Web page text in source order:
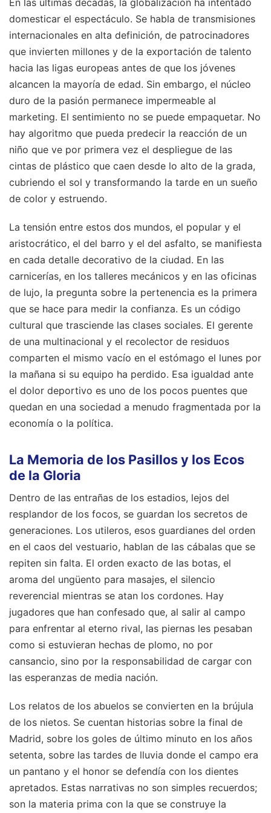
En las últimas décadas, la globalización ha intentado
domesticar el espectáculo. Se habla de transmisiones
internacionales en alta definición, de patrocinadores
que invierten millones y de la exportación de talento
hacia las ligas europeas antes de que los jóvenes
alcancen la mayoría de edad. Sin embargo, el núcleo
duro de la pasión permanece impermeable al
marketing. El sentimiento no se puede empaquetar. No
hay algoritmo que pueda predecir la reacción de un
niño que ve por primera vez el despliegue de las
cintas de plástico que caen desde lo alto de la grada,
cubriendo el sol y transformando la tarde en un sueño
de color y estruendo.
La tensión entre estos dos mundos, el popular y el
aristocrático, el del barro y el del asfalto, se manifiesta
en cada detalle decorativo de la ciudad. En las
carnicerías, en los talleres mecánicos y en las oficinas
de lujo, la pregunta sobre la pertenencia es la primera
que se hace para medir la confianza. Es un código
cultural que trasciende las clases sociales. El gerente
de una multinacional y el recolector de residuos
comparten el mismo vacío en el estómago el lunes por
la mañana si su equipo ha perdido. Esa igualdad ante
el dolor deportivo es uno de los pocos puentes que
quedan en una sociedad a menudo fragmentada por la
economía o la política.
La Memoria de los Pasillos y los Ecos
de la Gloria
Dentro de las entrañas de los estadios, lejos del
resplandor de los focos, se guardan los secretos de
generaciones. Los utileros, esos guardianes del orden
en el caos del vestuario, hablan de las cábalas que se
repiten sin falta. El orden exacto de las botas, el
aroma del ungüento para masajes, el silencio
reverencial mientras se atan los cordones. Hay
jugadores que han confesado que, al salir al campo
para enfrentar al eterno rival, las piernas les pesaban
como si estuvieran hechas de plomo, no por
cansancio, sino por la responsabilidad de cargar con
las esperanzas de media nación.
Los relatos de los abuelos se convierten en la brújula
de los nietos. Se cuentan historias sobre la final de
Madrid, sobre los goles de último minuto en los años
setenta, sobre las tardes de lluvia donde el campo era
un pantano y el honor se defendía con los dientes
apretados. Estas narrativas no son simples recuerdos;
son la materia prima con la que se construye la